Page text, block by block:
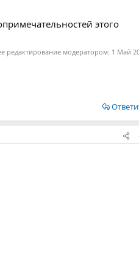
этого
редактирование модератором: 1 Май